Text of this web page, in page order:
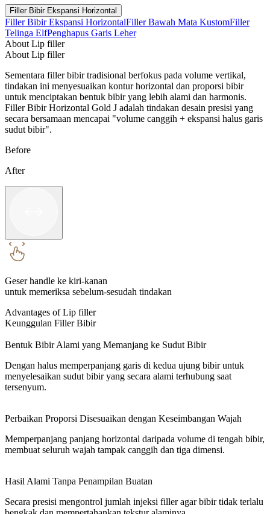
Filler Bibir Ekspansi Horizontal
Filler Bibir Ekspansi HorizontalFiller Bawah Mata KustomFiller
Telinga ElfPenghapus Garis Leher
About Lip filler
About Lip filler
Sementara filler bibir tradisional berfokus pada volume vertikal,
tindakan ini menyesuaikan kontur horizontal dan proporsi bibir
untuk menciptakan bentuk bibir yang lebih alami dan harmonis.
Filler Bibir Horizontal Gold J adalah tindakan desain presisi yang
secara bersamaan mencapai "volume canggih + ekspansi halus garis
sudut bibir".
Before
After
Geser handle ke kiri-kanan
untuk memeriksa sebelum-sesudah tindakan
Advantages of Lip filler
Keunggulan Filler Bibir
Bentuk Bibir Alami yang Memanjang ke Sudut Bibir
Dengan halus memperpanjang garis di kedua ujung bibir untuk
menyelesaikan sudut bibir yang secara alami terhubung saat
tersenyum.
Perbaikan Proporsi Disesuaikan dengan Keseimbangan Wajah
Memperpanjang panjang horizontal daripada volume di tengah bibir,
membuat seluruh wajah tampak canggih dan tiga dimensi.
Hasil Alami Tanpa Penampilan Buatan
Secara presisi mengontrol jumlah injeksi filler agar bibir tidak terlalu